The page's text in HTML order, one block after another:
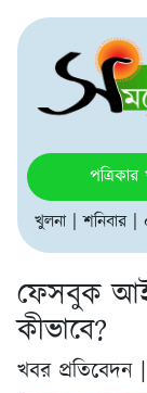
খুলনা | শনিবার
ফেসবুক
কীভাবে?
খবর প্রতিবেদন |